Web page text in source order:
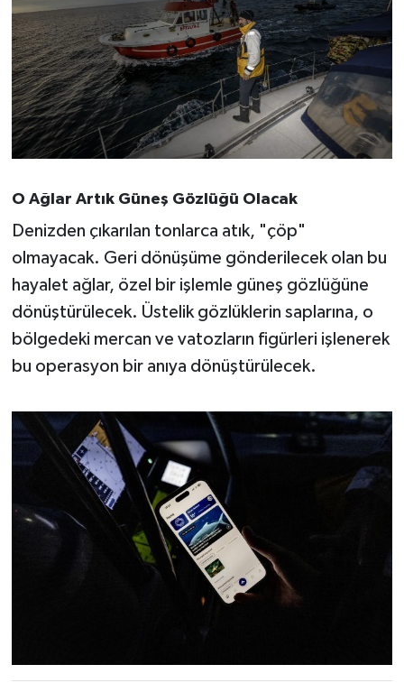
O Ağlar Artık Güneş Gözlüğü Olacak
Denizden çıkarılan tonlarca atık, "çöp"
olmayacak. Geri dönüşüme gönderilecek olan bu
hayalet ağlar, özel bir işlemle güneş gözlüğüne
dönüştürülecek. Üstelik gözlüklerin saplarına, o
bölgedeki mercan ve vatozların figürleri işlenerek
bu operasyon bir anıya dönüştürülecek.